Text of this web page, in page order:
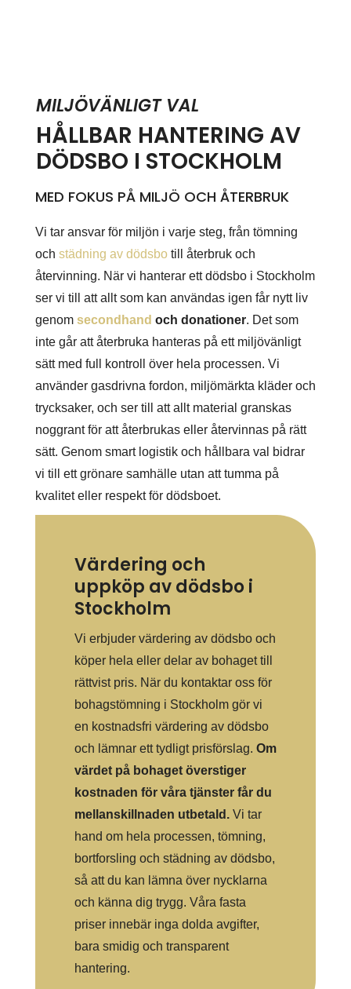
MILJÖVÄNLIGT VAL
HÅLLBAR HANTERING AV
DÖDSBO I STOCKHOLM
MED FOKUS PÅ MILJÖ OCH ÅTERBRUK
Vi tar ansvar för miljön i varje steg, från tömning
och städning av dödsbotill återbruk och
återvinning. När vi hanterar ett dödsbo i Stockholm
ser vi till att allt som kan användas igen får nytt liv
genom secondhand och donationer. Det som
inte går att återbruka hanteras på ett miljövänligt
sätt med full kontroll över hela processen. Vi
använder gasdrivna fordon, miljömärkta kläder och
trycksaker, och ser till att allt material granskas
noggrant för att återbrukas eller återvinnas på rätt
sätt. Genom smart logistik och hållbara val bidrar
vi till ett grönare samhälle utan att tumma på
kvalitet eller respekt för dödsboet.
Värdering och
uppköp av dödsbo i
Stockholm
Vi erbjuder värdering av dödsbo och
köper hela eller delar av bohaget till
rättvist pris. När du kontaktar oss för
bohagstömning i Stockholm gör vi
en kostnadsfri värdering av dödsbo
och lämnar ett tydligt prisförslag. Om
värdet på bohaget överstiger
kostnaden för våra tjänster får du
mellanskillnaden utbetald.Vi tar
hand om hela processen, tömning,
bortforsling och städning av dödsbo,
så att du kan lämna över nycklarna
och känna dig trygg. Våra fasta
priser innebär inga dolda avgifter,
bara smidig och transparent
hantering.